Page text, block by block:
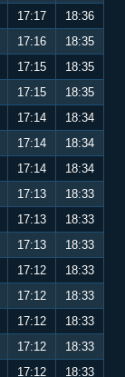
17:17
18:36
17:16
18:35
17:15
18:35
17:15
18:35
17:14
18:34
17:14
18:34
17:14
18:34
17:13
18:33
17:13
18:33
17:13
18:33
17:12
18:33
17:12
18:33
17:12
18:33
17:12
18:33
17:12 18:33